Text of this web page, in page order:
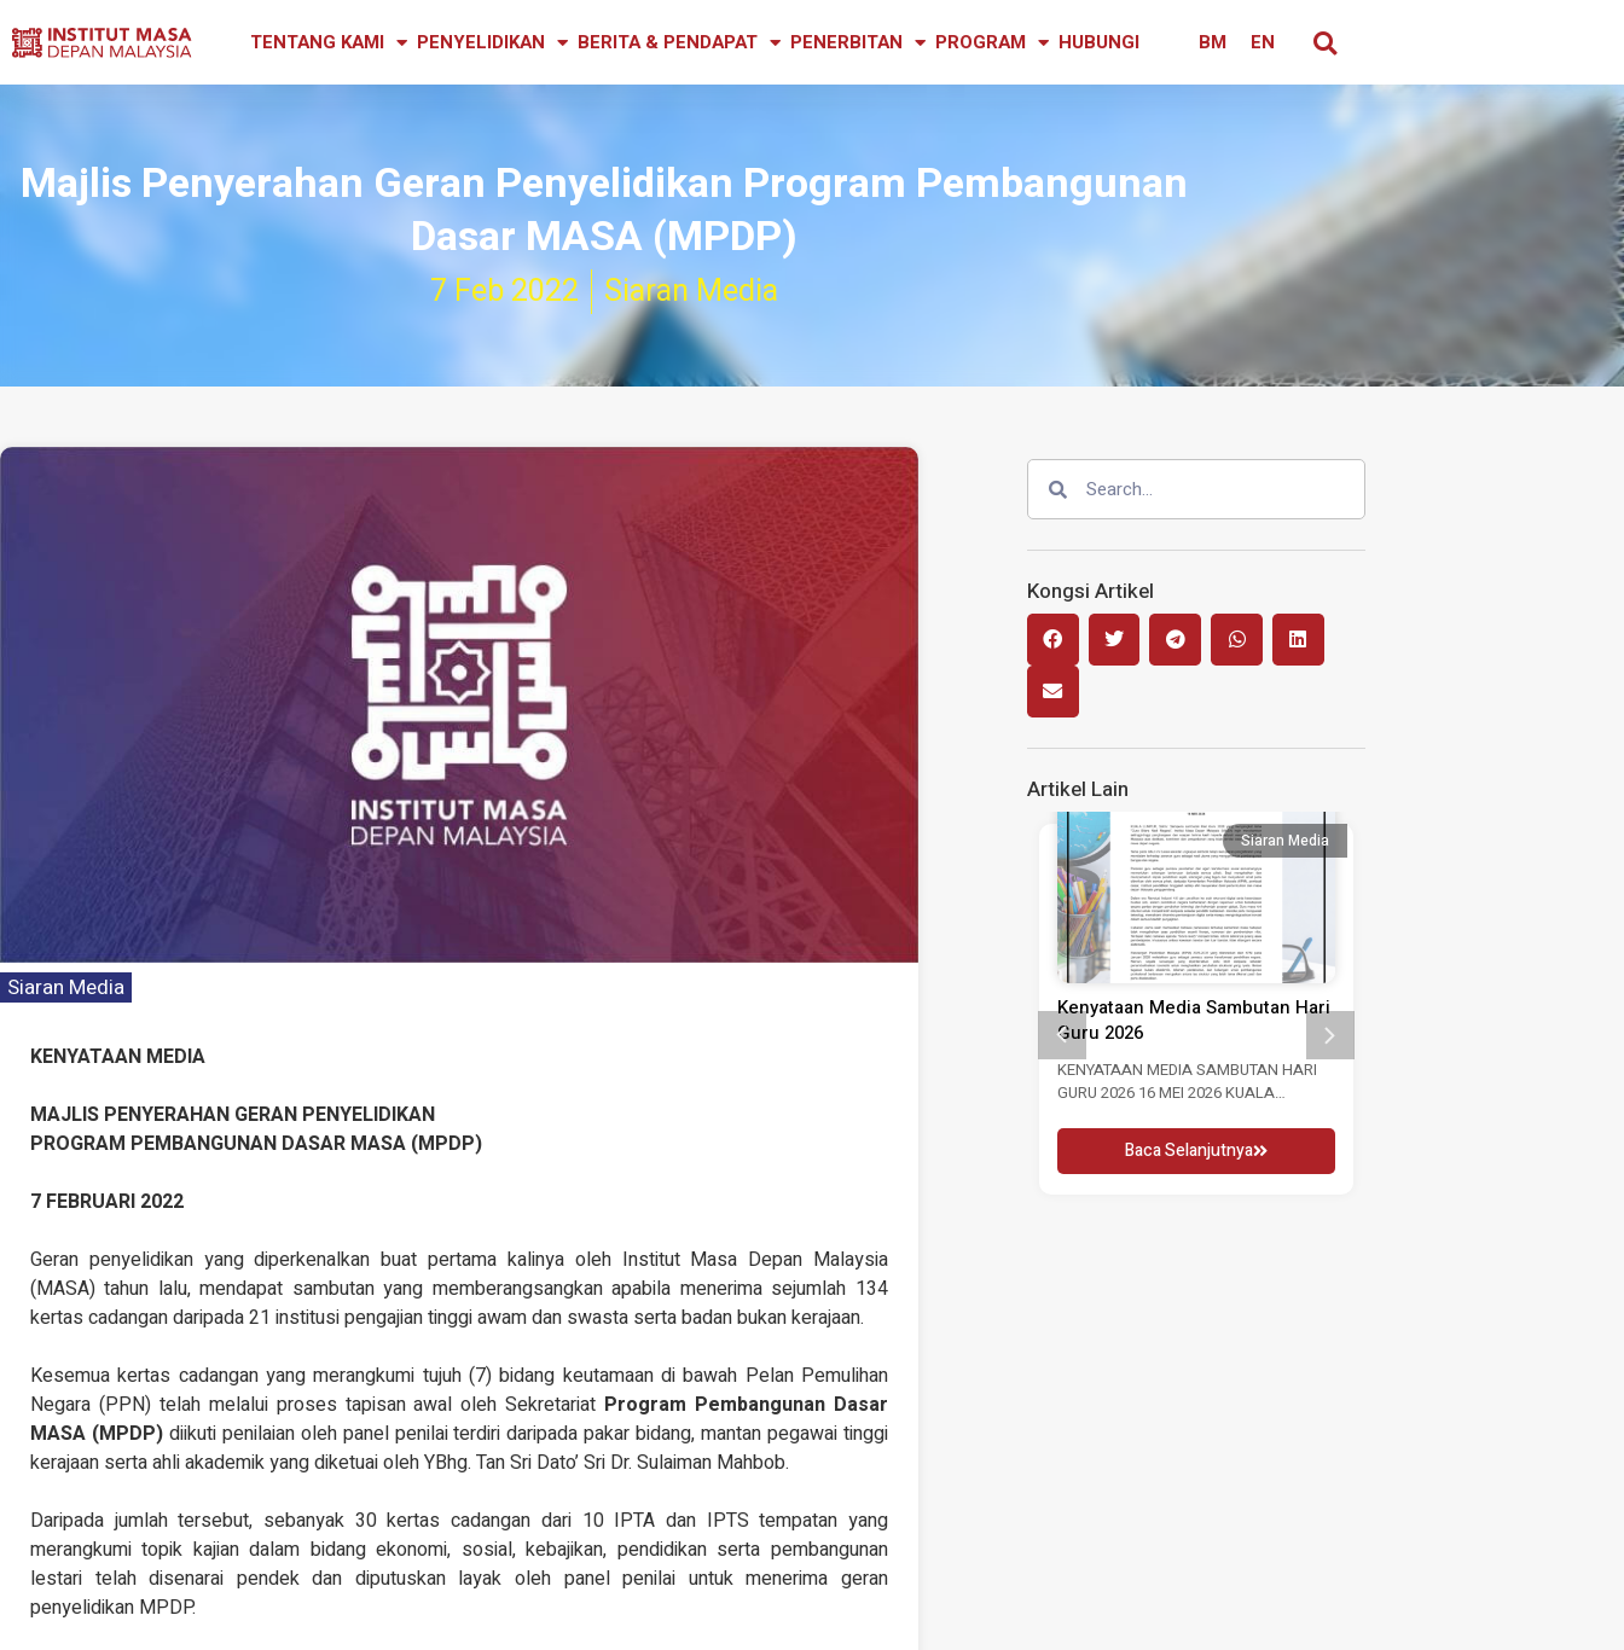
TENTANG KAMI PENYELIDIKAN BERITA & PENDAPAT PENERBITAN PROGRAM HUBUNGI BM EN
Majlis Penyerahan Geran Penyelidikan Program Pembangunan
Dasar MASA (MPDP)
7 Feb 2022 Siaran Media
Siaran Media
KENYATAAN MEDIA
MAJLIS PENYERAHAN GERAN PENYELIDIKAN
PROGRAM PEMBANGUNAN DASAR MASA (MPDP)
7 FEBRUARI 2022
Geran penyelidikan yang diperkenalkan buat pertama kalinya oleh Institut Masa Depan Malaysia
(MASA) tahun lalu, mendapat sambutan yang memberangsangkan apabila menerima sejumlah 134
kertas cadangan daripada 21 institusi pengajian tinggi awam dan swasta serta badan bukan kerajaan.
Kesemua kertas cadangan yang merangkumi tujuh (7) bidang keutamaan di bawah Pelan Pemulihan
Negara (PPN) telah melalui proses tapisan awal oleh Sekretariat Program Pembangunan Dasar
MASA (MPDP)diikuti penilaian oleh panel penilai terdiri daripada pakar bidang, mantan pegawai tinggi
kerajaan serta ahli akademik yang diketuai oleh YBhg. Tan Sri Dato’ Sri Dr. Sulaiman Mahbob.
Daripada jumlah tersebut, sebanyak 30 kertas cadangan dari 10 IPTA dan IPTS tempatan yang
merangkumi topik kajian dalam bidang ekonomi, sosial, kebajikan, pendidikan serta pembangunan
lestari telah disenarai pendek dan diputuskan layak oleh panel penilai untuk menerima geran
penyelidikan MPDP.
Kongsi Artikel
Artikel Lain
Siaran Media
TINJAUAN PERSEPSI PRESTASI
PENTADBIRAN, DASAR NEGARA DAN
Siaran Media
Kenyataan Media Sambutan Hari
Guru 2026
KENYATAAN MEDIA SAMBUTAN HARI
GURU 2026 16 MEI 2026 KUALA
Baca Selanjutnya